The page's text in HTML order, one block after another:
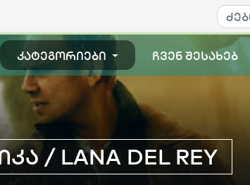
კატეგორიები ჩვენ შესახებ
/ LANA DEL REY